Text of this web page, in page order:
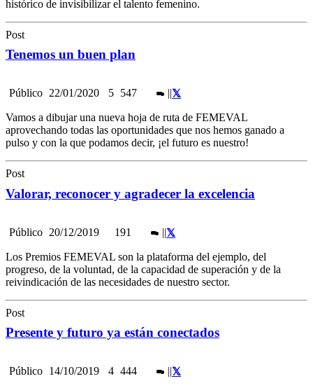
histórico de invisibilizar el talento femenino.
Post
Tenemos un buen plan
Público 22/01/2020 5 547 ||
Vamos a dibujar una nueva hoja de ruta de FEMEVAL
aprovechando todas las oportunidades que nos hemos ganado a
pulso y con la que podamos decir, ¡el futuro es nuestro!
Post
Valorar, reconocer y agradecer la excelencia
Público 20/12/2019 191 ||
Los Premios FEMEVAL son la plataforma del ejemplo, del
progreso, de la voluntad, de la capacidad de superación y de la
reivindicación de las necesidades de nuestro sector.
Post
Presente y futuro ya están conectados
Público 14/10/2019 4 444 ||